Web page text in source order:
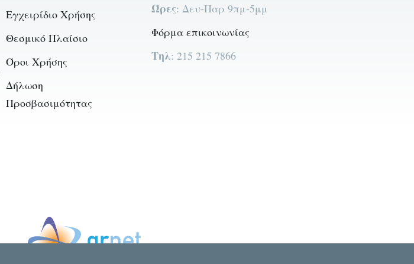
Εγχειρίδιο Χρήσης
Θεσμικό Πλαίσιο
Όροι Χρήσης
Δήλωση
Προσβασιμότητας
Ώρες: Δευ-Παρ 9πμ-5μμ
Φόρμα επικοινωνίας
Τηλ: 215 215 7866